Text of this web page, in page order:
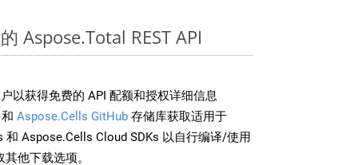
Aspose.Total REST API
以获得免费的 API 配额和授权详细信息
和 Aspose.Cells GitHub 存储库获取适用于
和 Aspose.Cells Cloud SDKs 以自行编译/使用
其他下载选项。